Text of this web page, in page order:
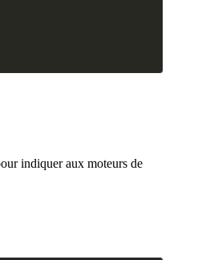
indiquer aux moteurs de